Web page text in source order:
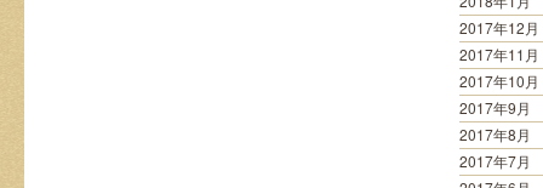
2017年12月
2017年11月
2017年10月
2017年9月
2017年8月
2017年7月